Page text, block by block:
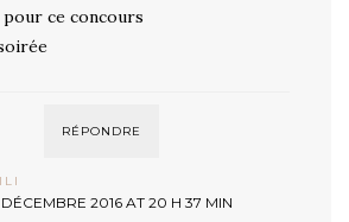
ce concours
RÉPONDRE
2016 AT 20 H 37 MIN